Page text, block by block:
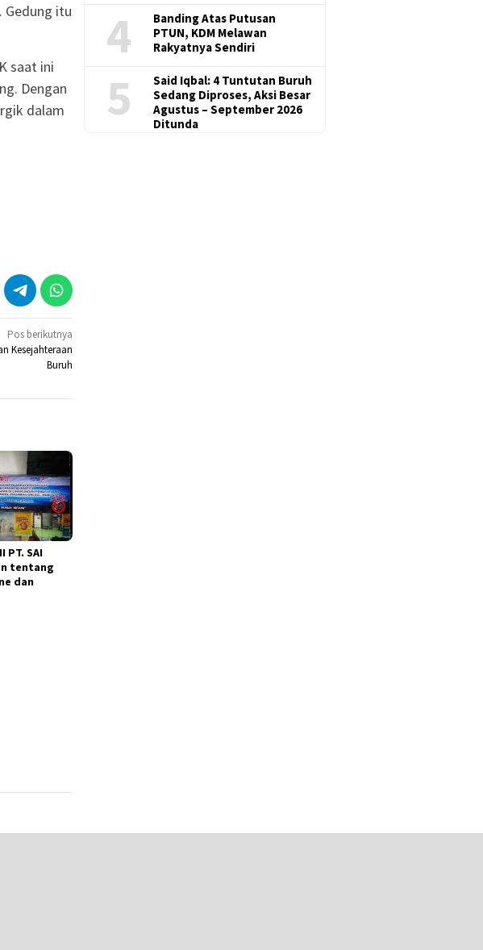
Gedung itu
saat ini
Dengan
dalam
Pos berikutnya
Kesejahteraan
Buruh
PT. SAI
tentang
dan
4
Banding Atas Putusan
PTUN, KDM Melawan
Rakyatnya Sendiri
5
Said Iqbal: 4 Tuntutan Buruh
Sedang Diproses, Aksi Besar
Agustus – September 2026
Ditunda